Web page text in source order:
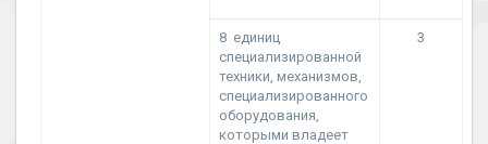
8 единиц
специализированной
техники, механизмов,
специализированного
оборудования,
которыми владеет
3